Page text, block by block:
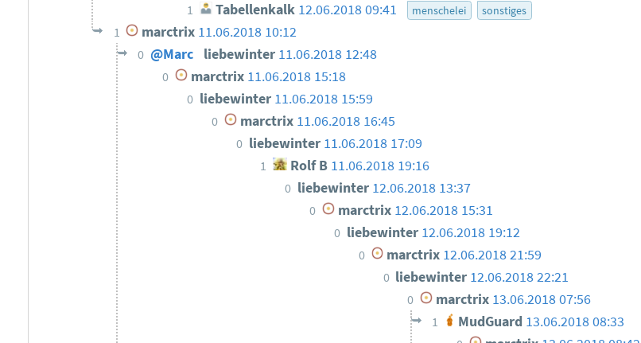
1 Tabellenkalk 12.06.2018 09:41 menschelei sonstiges
1 marctrix 11.06.2018 10:12
0 @Marc liebewinter 11.06.2018 12:48
0 marctrix 11.06.2018 15:18
0 liebewinter 11.06.2018 15:59
0 marctrix 11.06.2018 16:45
0 liebewinter 11.06.2018 17:09
1 Rolf B 11.06.2018 19:16
0 liebewinter 12.06.2018 13:37
0 marctrix 12.06.2018 15:31
0 liebewinter 12.06.2018 19:12
0 marctrix 12.06.2018 21:59
0 liebewinter 12.06.2018 22:21
0 marctrix 13.06.2018 07:56
1 MudGuard 13.06.2018 08:33